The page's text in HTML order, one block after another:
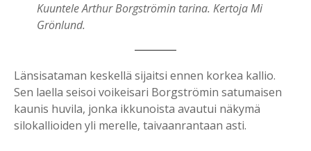
Kuuntele Arthur Borgströmin tarina. Kertoja Mi
Grönlund.
Länsisataman keskellä sijaitsi ennen korkea kallio.
Sen laella seisoi voikeisari Borgströmin satumaisen
kaunis huvila, jonka ikkunoista avautui näkymä
silokallioiden yli merelle, taivaanrantaan asti.